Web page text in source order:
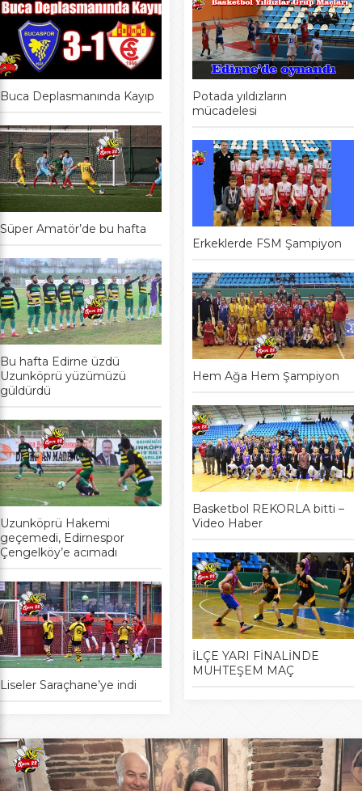
Buca Deplasmanında Kayıp
Süper Amatör’de bu hafta
Bu hafta Edirne üzdü
Uzunköprü yüzümüzü
güldürdü
Uzunköprü Hakemi
geçemedi, Edirnespor
Çengelköy’e acımadı
Liseler Saraçhane’ye indi
Potada yıldızların
mücadelesi
Erkeklerde FSM Şampiyon
Hem Ağa Hem Şampiyon
Basketbol REKORLA bitti –
Video Haber
İLÇE YARI FİNALİNDE
MUHTEŞEM MAÇ